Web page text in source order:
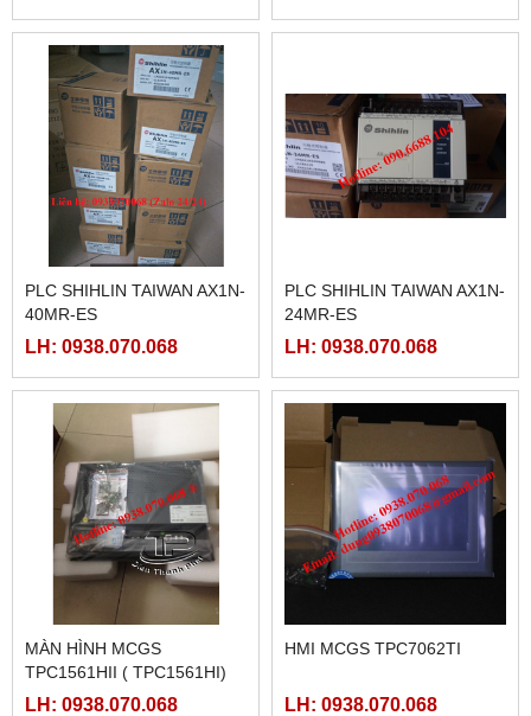
PLC SHIHLIN TAIWAN AX1N-
40MR-ES
LH: 0938.070.068
PLC SHIHLIN TAIWAN AX1N-
24MR-ES
LH: 0938.070.068
MÀN HÌNH MCGS
TPC1561HII ( TPC1561HI)
LH: 0938.070.068
HMI MCGS TPC7062TI
LH: 0938.070.068